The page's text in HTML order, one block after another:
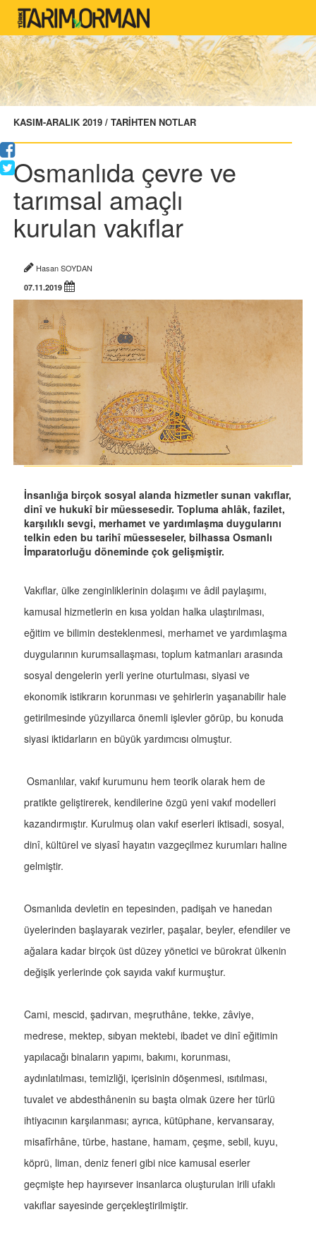
KASIM-ARALIK 2019 / TARİHTEN NOTLAR
Osmanlıda çevre ve
tarımsal amaçlı
kurulan vakıflar
Hasan SOYDAN
07.11.2019
İnsanlığa birçok sosyal alanda hizmetler sunan vakıflar,
dinî ve hukukî bir müessesedir. Topluma ahlâk, fazilet,
karşılıklı sevgi, merhamet ve yardımlaşma duygularını
telkin eden bu tarihî müesseseler, bilhassa Osmanlı
İmparatorluğu döneminde çok gelişmiştir.
Vakıflar, ülke zenginliklerinin dolaşımı ve âdil paylaşımı,
kamusal hizmetlerin en kısa yoldan halka ulaştırılması,
eğitim ve bilimin desteklenmesi, merhamet ve yardımlaşma
duygularının kurumsallaşması, toplum katmanları arasında
sosyal dengelerin yerli yerine oturtulması, siyasi ve
ekonomik istikrarın korunması ve şehirlerin yaşanabilir hale
getirilmesinde yüzyıllarca önemli işlevler görüp, bu konuda
siyasi iktidarların en büyük yardımcısı olmuştur.
Osmanlılar, vakıf kurumunu hem teorik olarak hem de
pratikte geliştirerek, kendilerine özgü yeni vakıf modelleri
kazandırmıştır. Kurulmuş olan vakıf eserleri iktisadi, sosyal,
dinî, kültürel ve siyasî hayatın vazgeçilmez kurumları haline
gelmiştir.
Osmanlıda devletin en tepesinden, padişah ve hanedan
üyelerinden başlayarak vezirler, paşalar, beyler, efendiler ve
ağalara kadar birçok üst düzey yönetici ve bürokrat ülkenin
değişik yerlerinde çok sayıda vakıf kurmuştur.
Cami, mescid, şadırvan, meşruthâne, tekke, zâviye,
medrese, mektep, sıbyan mektebi, ibadet ve dinî eğitimin
yapılacağı binaların yapımı, bakımı, korunması,
aydınlatılması, temizliği, içerisinin döşenmesi, ısıtılması,
tuvalet ve abdesthânenin su başta olmak üzere her türlü
ihtiyacının karşılanması; ayrıca, kütüphane, kervansaray,
misafîrhâne, türbe, hastane, hamam, çeşme, sebil, kuyu,
köprü, liman, deniz feneri gibi nice kamusal eserler
geçmişte hep hayırsever insanlarca oluşturulan irili ufaklı
vakıflar sayesinde gerçekleştirilmiştir.